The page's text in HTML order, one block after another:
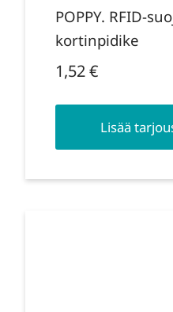
POPPY. RFID-
kortinpidike
1,52€
Lisää